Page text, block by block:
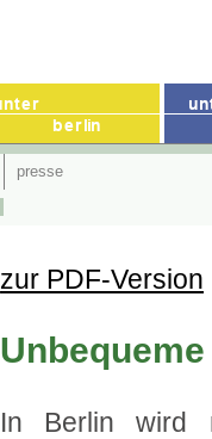
presse
zur PDF-Version
In Berlin wird